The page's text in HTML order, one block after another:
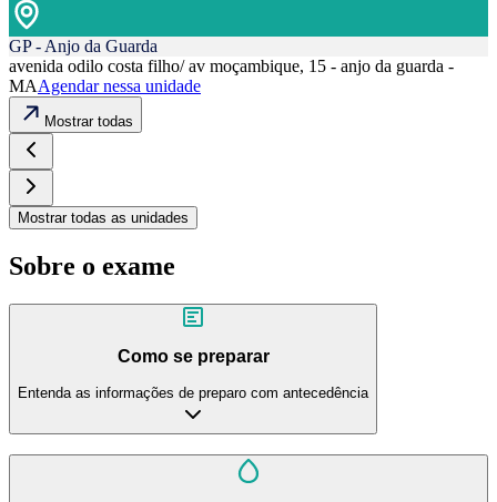
GP - Anjo da Guarda
avenida odilo costa filho/ av moçambique, 15 - anjo da guarda -
MAAgendar nessa unidade
Mostrar todas
Mostrar todas as unidades
Sobre o exame
Como se preparar
Entenda as informações de preparo com antecedência